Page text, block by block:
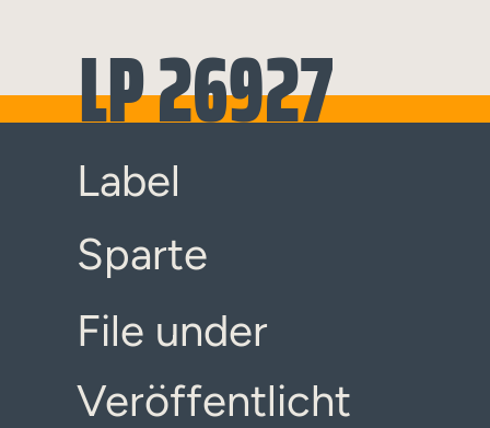
LP 26927
Label
Sparte
File under
Veröffentlicht